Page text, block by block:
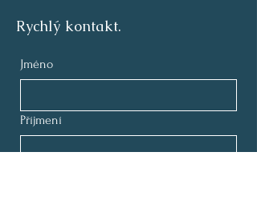
Rychlý kontakt.
Jméno
Příjmení